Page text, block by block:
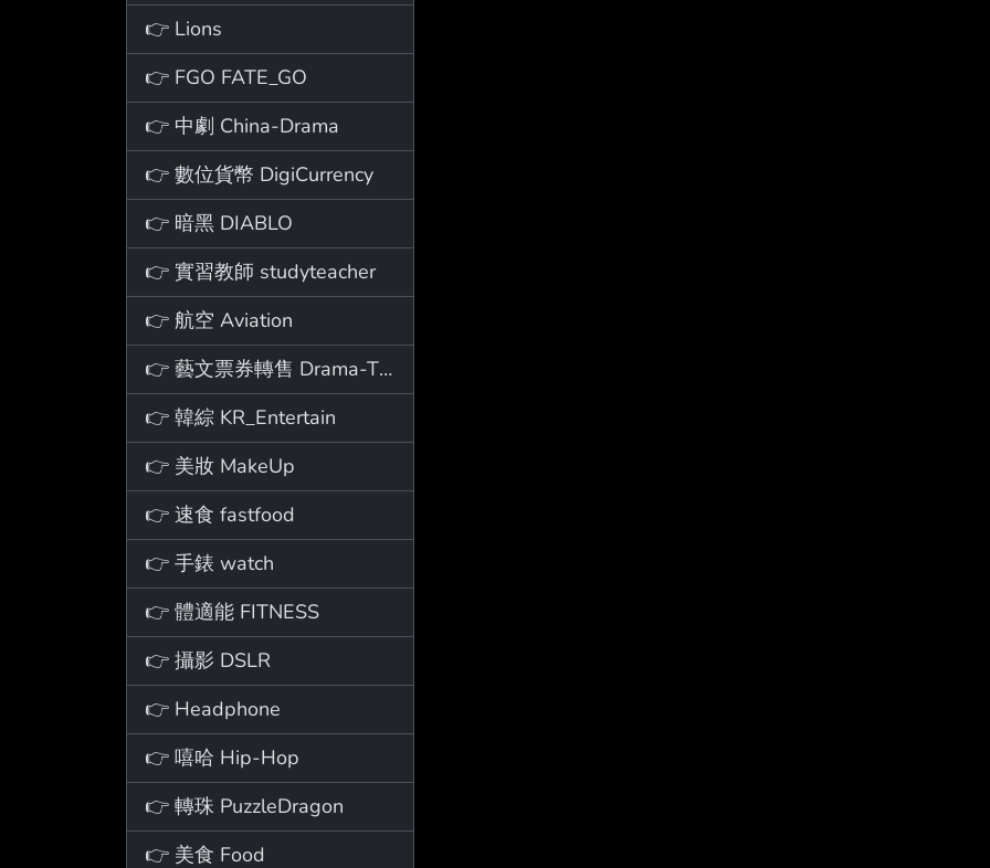
👉 Lions
👉 FGO FATE_GO
👉 中劇 China-Drama
👉 數位貨幣 DigiCurrency
👉 暗黑 DIABLO
👉 實習教師 studyteacher
👉 航空 Aviation
👉 藝文票券轉售 Drama-Ticket
👉 韓綜 KR_Entertain
👉 美妝 MakeUp
👉 速食 fastfood
👉 手錶 watch
👉 體適能 FITNESS
👉 攝影 DSLR
👉 Headphone
👉 嘻哈 Hip-Hop
👉 轉珠 PuzzleDragon
👉 美食 Food